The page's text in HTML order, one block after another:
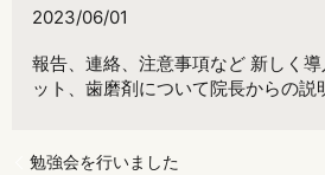
2023/06/01
報告、連絡、注意事項など 新しく
ット、歯磨剤について院長からの説
勉強会を行いました